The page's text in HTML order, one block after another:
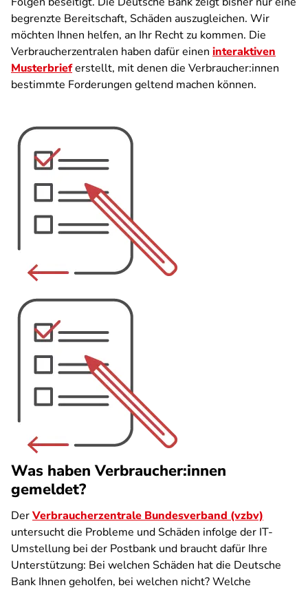
begrenzte Bereitschaft, Schäden auszugleichen. Wir
möchten Ihnen helfen, an Ihr Recht zu kommen. Die
Verbraucherzentralen haben dafür einen interaktiven
Musterbrieferstellt, mit denen die Verbraucher:innen
bestimmte Forderungen geltend machen können.
Was haben Verbraucher:innen
gemeldet?
DerVerbraucherzentrale Bundesverband (vzbv)
untersucht die Probleme und Schäden infolge der IT-
Umstellung bei der Postbank und braucht dafür Ihre
Unterstützung: Bei welchen Schäden hat die Deutsche
Bank Ihnen geholfen, bei welchen nicht? Welche